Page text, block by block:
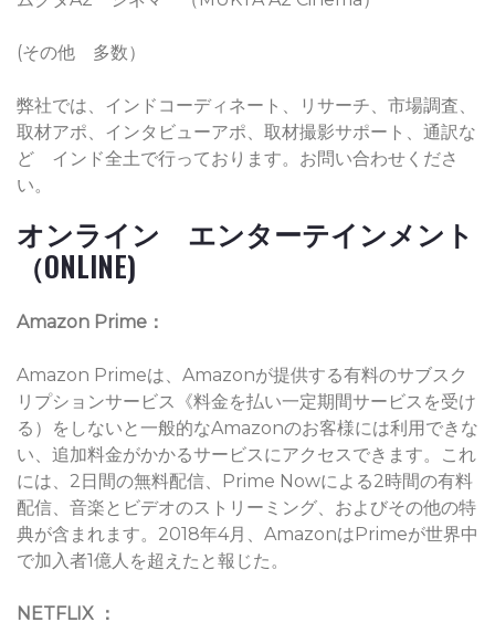
(その他 多数）
弊社では、インドコーディネート、リサーチ、市場調査、
取材アポ、インタビューアポ、取材撮影サポート、通訳な
ど インド全土で行っております。お問い合わせくださ
い。
オンライン エンターテインメント
（ONLINE)
Amazon Prime：
Amazon Primeは、Amazonが提供する有料のサブスク
リプションサービス《料金を払い一定期間サービスを受け
る）をしないと一般的なAmazonのお客様には利用できな
い、追加料金がかかるサービスにアクセスできます。これ
には、2日間の無料配信、Prime Nowによる2時間の有料
配信、音楽とビデオのストリーミング、およびその他の特
典が含まれます。2018年4月、AmazonはPrimeが世界中
で加入者1億人を超えたと報じた。
NETFLIX ：